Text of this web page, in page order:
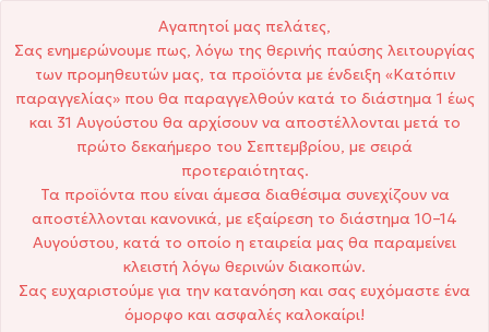
Αγαπητοί μας πελάτες,
Σας ενημερώνουμε πως, λόγω της θερινής παύσης λειτουργίας
των προμηθευτών μας, τα προϊόντα με ένδειξη «Κατόπιν
παραγγελίας» που θα παραγγελθούν κατά το διάστημα 1 έως
και 31 Αυγούστου θα αρχίσουν να αποστέλλονται μετά το
πρώτο δεκαήμερο του Σεπτεμβρίου, με σειρά
προτεραιότητας.
Τα προϊόντα που είναι άμεσα διαθέσιμα συνεχίζουν να
αποστέλλονται κανονικά, με εξαίρεση το διάστημα 10–14
Αυγούστου, κατά το οποίο η εταιρεία μας θα παραμείνει
κλειστή λόγω θερινών διακοπών.
Σας ευχαριστούμε για την κατανόηση και σας ευχόμαστε ένα
όμορφο και ασφαλές καλοκαίρι!